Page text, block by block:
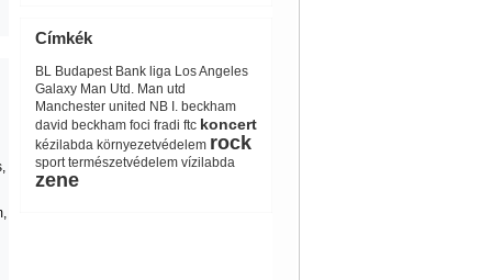
Címkék
BL Budapest Bank liga Los Angeles
Galaxy Man Utd. Man utd
Manchester united NB I. beckham
david beckham foci fradi ftc koncert
kézilabda környezetvédelem rock
sport természetvédelem vízilabda
zene